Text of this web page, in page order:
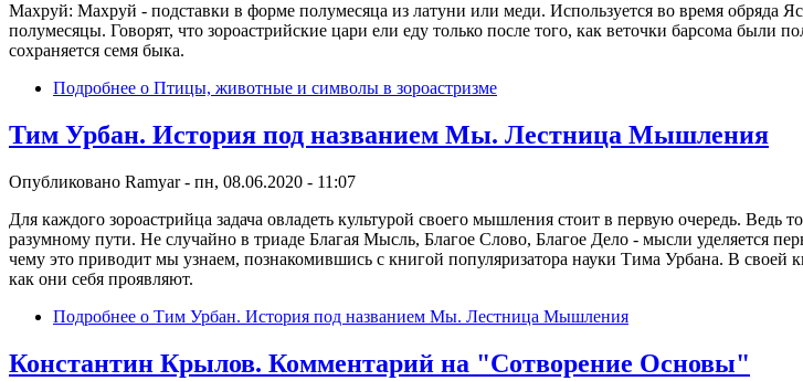
Махруй: Махруй - подставки в форме полумесяца из латуни или меди. Используется во время обряда
полумесяцы. Говорят, что зороастрийские цари ели еду только после того, как веточки барсома
сохраняется семя быка.
Подробнее о Птицы, животные и символы в зороастризме
Тим Урбан. История под названием Мы. Лестница Мышления
Опубликовано Ramyar- пн, 08.06.2020 - 11:07
Для каждого зороастрийца задача овладеть культурой своего мышления стоит в первую очередь. Ведь
разумному пути. Не случайно в триаде Благая Мысль, Благое Слово, Благое Дело - мысли уделяется
чему это приводит мы узнаем, познакомившись с книгой популяризатора науки Тима Урбана. В
как они себя проявляют.
Подробнее о Тим Урбан. История под названием Мы. Лестница Мышления
Константин Крылов. Комментарий на "Сотворение Основы"